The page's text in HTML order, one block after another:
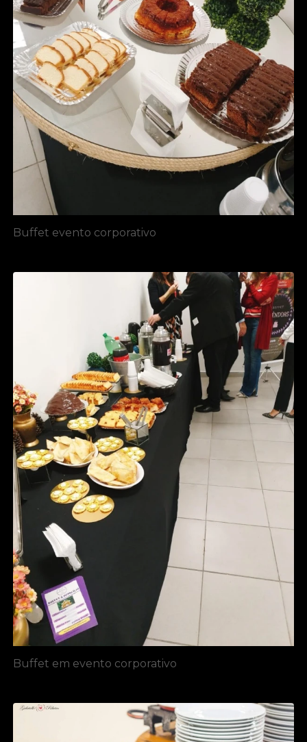
Buffet evento corporativo
Buffet em evento corporativo